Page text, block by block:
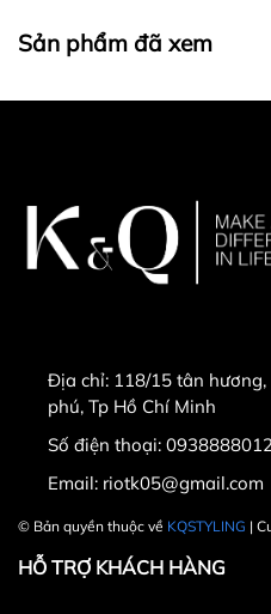
Sản phẩm đã xem
Địa chỉ: 118/15 tân
phú, Tp Hồ Chí Minh
Số điện thoại:
Email: riotk05@gmail.com
© Bản quyền thuộc về KQSTYLING |
HỖ TRỢ KHÁCH HÀNG